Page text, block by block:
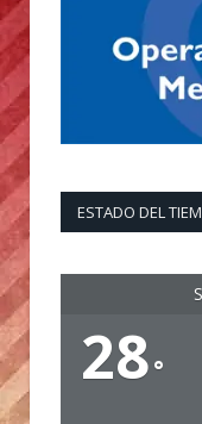
ESTADO DEL
28°